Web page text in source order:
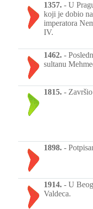
1357. - U
koji je dobio
imperatora
IV.
1462. -
sultanu
1815. -
1898. -
1914. - U
Valdeca.